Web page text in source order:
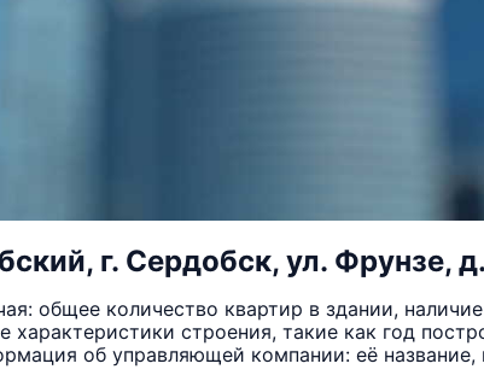
г. Сердобск, ул. Фрунзе,
общее количество квартир в здании,
строения, такие как год
об управляющей компании: её название,